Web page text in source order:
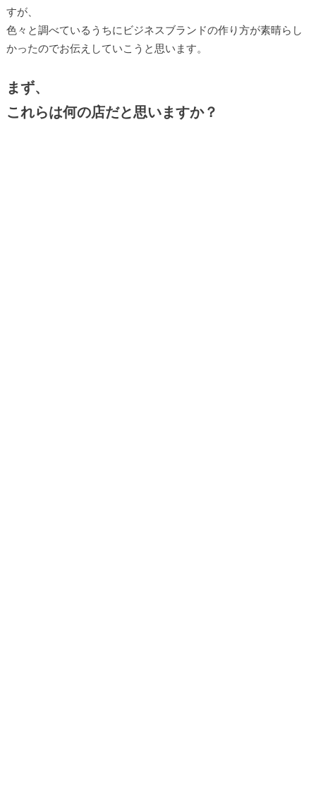
すが、
色々と調べているうちにビジネスブランドの作り方が素晴らし
かったのでお伝えしていこうと思います。
まず、
これらは何の店だと思いますか？